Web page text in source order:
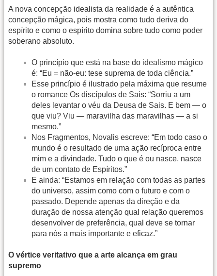
A nova concepção idealista da realidade é a autêntica
concepção mágica, pois mostra como tudo deriva do
espírito e como o espírito domina sobre tudo como poder
soberano absoluto.
O princípio que está na base do idealismo mágico
é: “Eu = não-eu: tese suprema de toda ciência.”
Esse princípio é ilustrado pela máxima que resume
o romance Os discípulos de Sais: “Sorriu a um
deles levantar o véu da Deusa de Sais. E bem — o
que viu? Viu — maravilha das maravilhas — a si
mesmo.”
Nos Fragmentos, Novalis escreve: “Em todo caso o
mundo é o resultado de uma ação recíproca entre
mim e a divindade. Tudo o que é ou nasce, nasce
de um contato de Espíritos.”
E ainda: “Estamos em relação com todas as partes
do universo, assim como com o futuro e com o
passado. Depende apenas da direção e da
duração de nossa atenção qual relação queremos
desenvolver de preferência, qual deve se tornar
para nós a mais importante e eficaz.”
O vértice veritativo que a arte alcança em grau
supremo